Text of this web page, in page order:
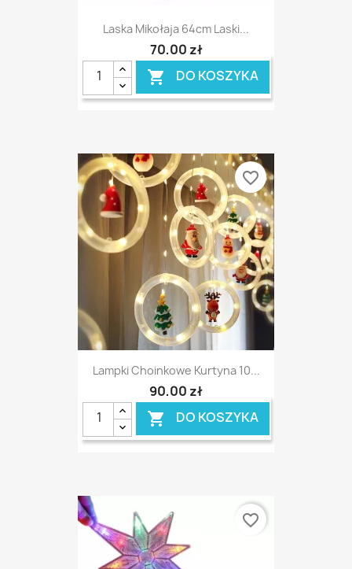
Laska Mikołaja 64cm Laski...
70,00 zł
 DO KOSZYKA
Lampki Choinkowe Kurtyna 10...
90,00 zł
 DO KOSZYKA
favorite_border
favorite_border